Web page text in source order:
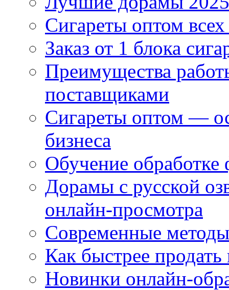
Сигареты оптом
Заказ от 1 блока
Преимущества
поставщиками
Сигареты оптом —
бизнеса
Обучение
Дорамы с русской
онлайн-просмотра
Современные
Как быстрее
Новинки онлайн-